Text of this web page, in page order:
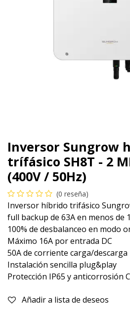
Inversor Sungrow
trífásico SH8T - 2
(400V / 50Hz)
(0 reseña)
Inversor híbrido trifásico
full backup de 63A en menos de
100% de desbalanceo en modo
Máximo 16A por entrada DC
50A de corriente carga/descarga
Instalación sencilla plug&play
Protección IP65 y anticorrosión
Añadir a lista de deseos